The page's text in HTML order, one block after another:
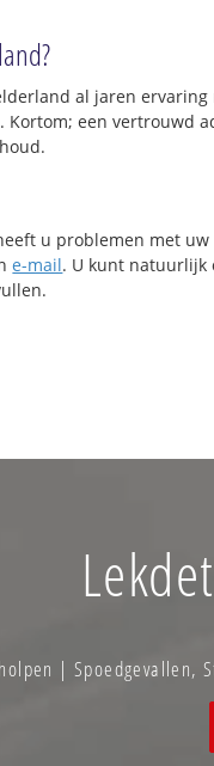
al jaren ervaring
een vertrouwd
u problemen met
e-mail. U kunt natuurlijk
| Spoedgevallen,